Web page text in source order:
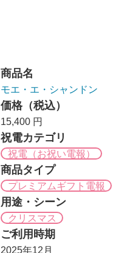
商品名
モエ・エ・シャンドン
価格（税込）
15,400 円
祝電カテゴリ
祝電（お祝い電報）
商品タイプ
プレミアムギフト電報
用途・シーン
クリスマス
ご利用時期
2025年12月